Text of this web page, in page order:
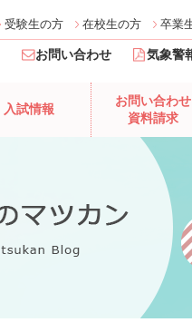
受験生の方 在校生の方 卒業
お問い合わせ 気象警
入試情報
お問い合わせ
資料請求